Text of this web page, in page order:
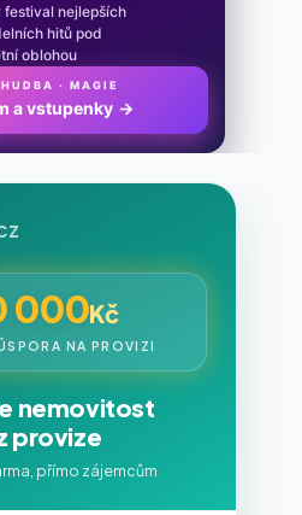
festival nejlepších
hitů pod
oblohou
· MAGIE
a vstupenky→
000Kč
NA PROVIZI
nemovitost
provize
přímo zájemcům